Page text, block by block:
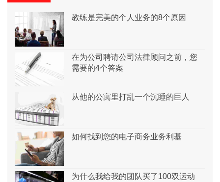
教练是完美的个人业务的8个原因
在为公司聘请公司法律顾问之前，您
需要的4个答案
从他的公寓里打乱一个沉睡的巨人
如何找到您的电子商务业务利基
为什么我给我的团队买了100双运动